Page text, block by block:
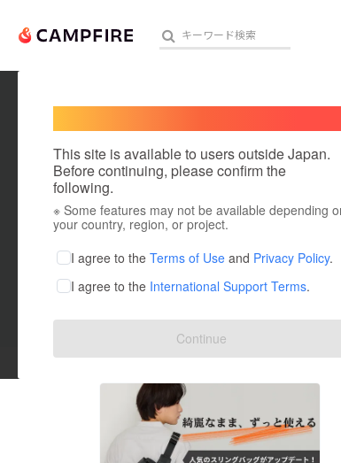
人気のプロジェクト
アート・写真
テクノロジー・ガジェット
映像・映画
ビジネス・起業
まちづくり・地域活性化
This site is available to users outside Japan.
Before continuing, please confirm the
following.
※ Some features may not be available depending
your country, region, or project.
I agree to the Terms of Use and Privacy Policy.
I agree to the International Support Terms.
Continue
こ
出身